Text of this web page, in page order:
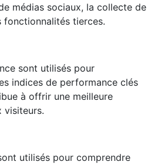
médias sociaux, la collecte de
tierces.
sont utilisés pour
indices de performance clés
à offrir une meilleure
visiteurs.
utilisés pour comprendre